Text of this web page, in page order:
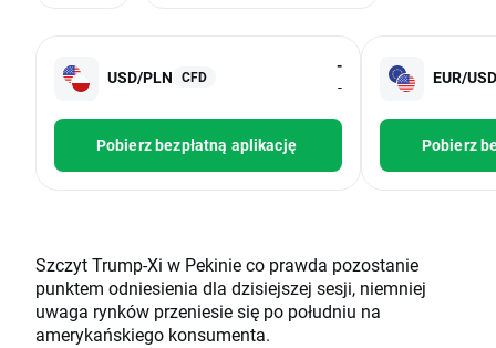
USD/PLN CFD
-
-
Pobierz bezpłatną aplikację
EUR/USD
Pobierz
Szczyt Trump-Xi w Pekinie co prawda pozostanie
punktem odniesienia dla dzisiejszej sesji, niemniej
uwaga rynków przeniesie się po południu na
amerykańskiego konsumenta.